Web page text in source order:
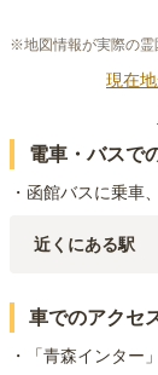
※地図情報が実際の霊
現在
電車・バスで
・函館バスに乗車
近くにある駅
車でのアクセ
・「青森インター